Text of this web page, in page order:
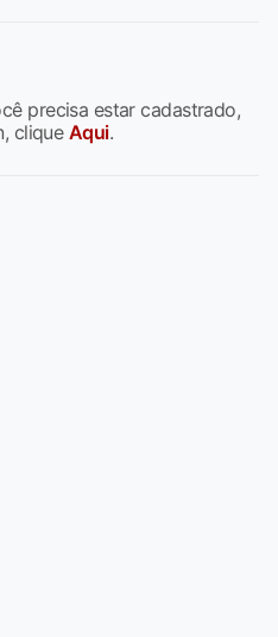
precisa estar cadastrado,
clique Aqui.